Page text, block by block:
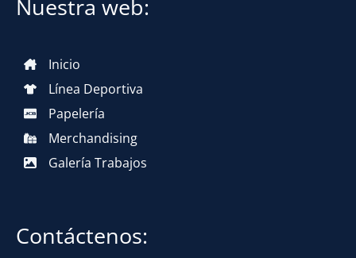
Nuestra web:
Inicio
Línea Deportiva
Papelería
Merchandising
Galería Trabajos
Contáctenos: